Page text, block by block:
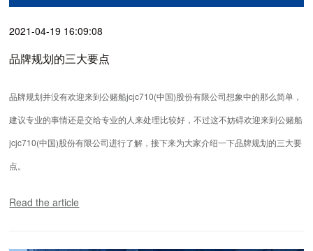
2021-04-19 16:09:08
品牌规划的三大要点
品牌规划并没有欢迎来到公赌船jcjc710(中国)股份有限公司想象中的那么简单，
建议专业的事情还是交给专业的人来处理比较好，不过这不妨碍欢迎来到公赌船
jcjc710(中国)股份有限公司进行了解，接下来为大家介绍一下品牌规划的三大要
点。
Read the article